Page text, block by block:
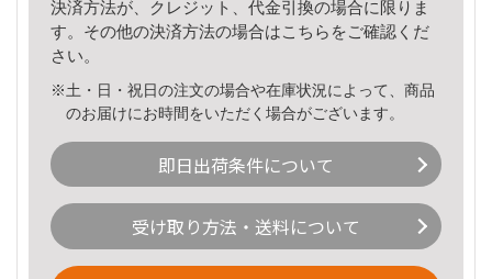
決済方法が、クレジット、代金引換の場合に限りま
す。その他の決済方法の場合はこちら をご確認くだ
さい。
※土・日・祝日の注文の場合や在庫状況によって、商品
のお届けにお時間をいただく場合がございます。
即日出荷条件について
受け取り方法・送料について